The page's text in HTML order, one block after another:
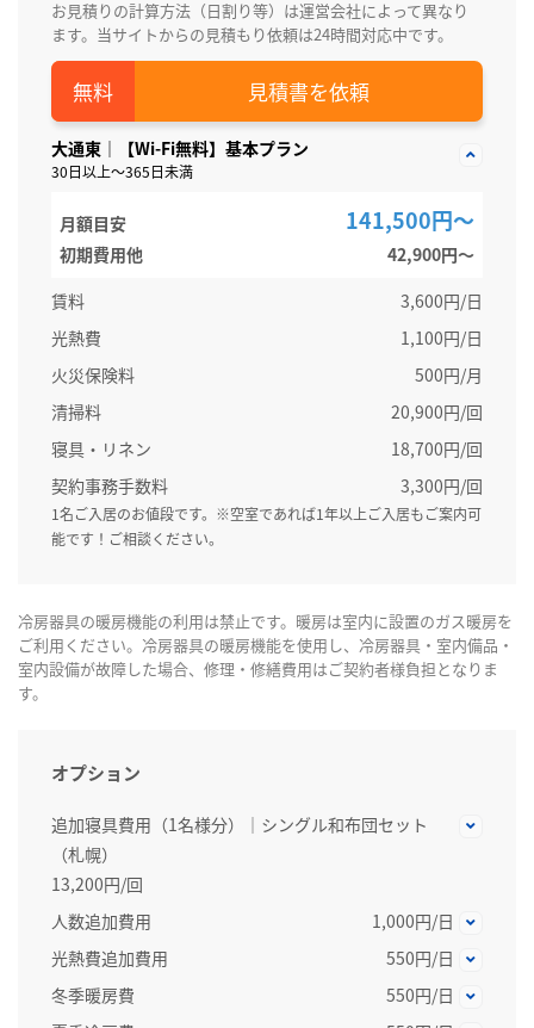
お見積りの計算方法（日割り等）は運営会社によって異なり
ます。当サイトからの見積もり依頼は24時間対応中です。
見積書を依頼
大通東｜【Wi-Fi無料】基本プラン
30日以上～365日未満
月額目安 141,500円～
初期費用他
42,900円〜
賃料
3,600円/日
光熱費
1,100円/日
火災保険料
500円/月
清掃料
20,900円/回
寝具・リネン
18,700円/回
契約事務手数料
3,300円/回
1名ご入居のお値段です。※空室であれば1年以上ご入居もご案内可
能です！ご相談ください。
冷房器具の暖房機能の利用は禁止です。暖房は室内に設置のガス暖房を
ご利用ください。冷房器具の暖房機能を使用し、冷房器具・室内備品・
室内設備が故障した場合、修理・修繕費用はご契約者様負担となりま
す。
オプション
追加寝具費用（1名様分）｜シングル和布団セット
（札幌）
13,200円/回
人数追加費用
1,000円/日
光熱費追加費用
550円/日
冬季暖房費
550円/日